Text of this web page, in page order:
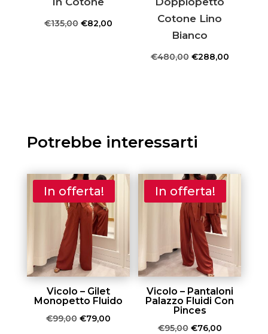
€135,00 Il
€82,00Il
Cotone Lino
Bianco
€480,00 Il
€288,00Il
Potrebbe interessarti
In offerta!
Vicolo – Gilet
Monopetto Fluido
€99,00 Il
€79,00Il
In offerta!
Vicolo – Pantaloni
Palazzo Fluidi Con
Pinces
€95,00 Il
€76,00Il